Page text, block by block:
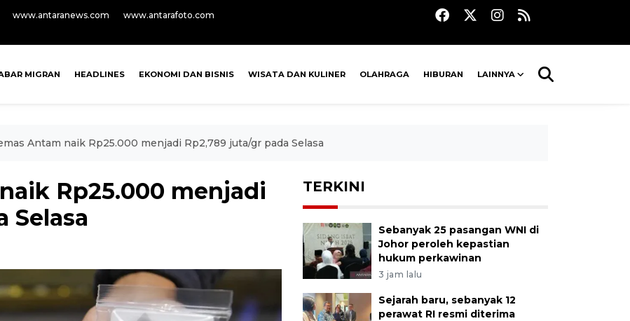
www.antaranews.com
www.antarafoto.com
MIGRAN HEADLINES EKONOMI DAN BISNIS WISATA DAN KULINER OLAHRAGA HIBURAN LAINNYA
Antam naik Rp25.000 menjadi Rp2,789 juta/gr pada Selasa
Rp25.000 menjadi
Selasa
TERKINI
Sebanyak 25 pasangan WNI di
Johor peroleh kepastian
hukum perkawinan
3 jam lalu
Sejarah baru, sebanyak 12
perawat RI resmi diterima